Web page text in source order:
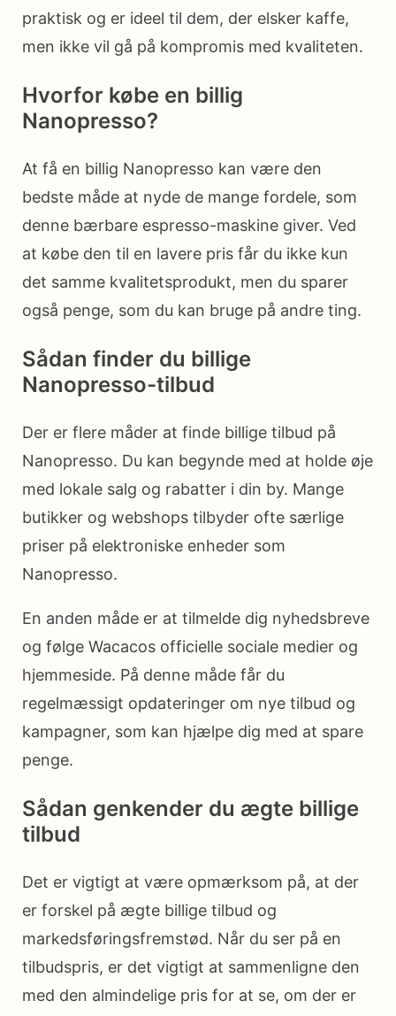
praktisk og er ideel til dem, der elsker kaffe,
men ikke vil gå på kompromis med kvaliteten.
Hvorfor købe en billig
Nanopresso?
At få en billig Nanopresso kan være den
bedste måde at nyde de mange fordele, som
denne bærbare espresso-maskine giver. Ved
at købe den til en lavere pris får du ikke kun
det samme kvalitetsprodukt, men du sparer
også penge, som du kan bruge på andre ting.
Sådan finder du billige
Nanopresso-tilbud
Der er flere måder at finde billige tilbud på
Nanopresso. Du kan begynde med at holde øje
med lokale salg og rabatter i din by. Mange
butikker og webshops tilbyder ofte særlige
priser på elektroniske enheder som
Nanopresso.
En anden måde er at tilmelde dig nyhedsbreve
og følge Wacacos officielle sociale medier og
hjemmeside. På denne måde får du
regelmæssigt opdateringer om nye tilbud og
kampagner, som kan hjælpe dig med at spare
penge.
Sådan genkender du ægte billige
tilbud
Det er vigtigt at være opmærksom på, at der
er forskel på ægte billige tilbud og
markedsføringsfremstød. Når du ser på en
tilbudspris, er det vigtigt at sammenligne den
med den almindelige pris for at se, om der er